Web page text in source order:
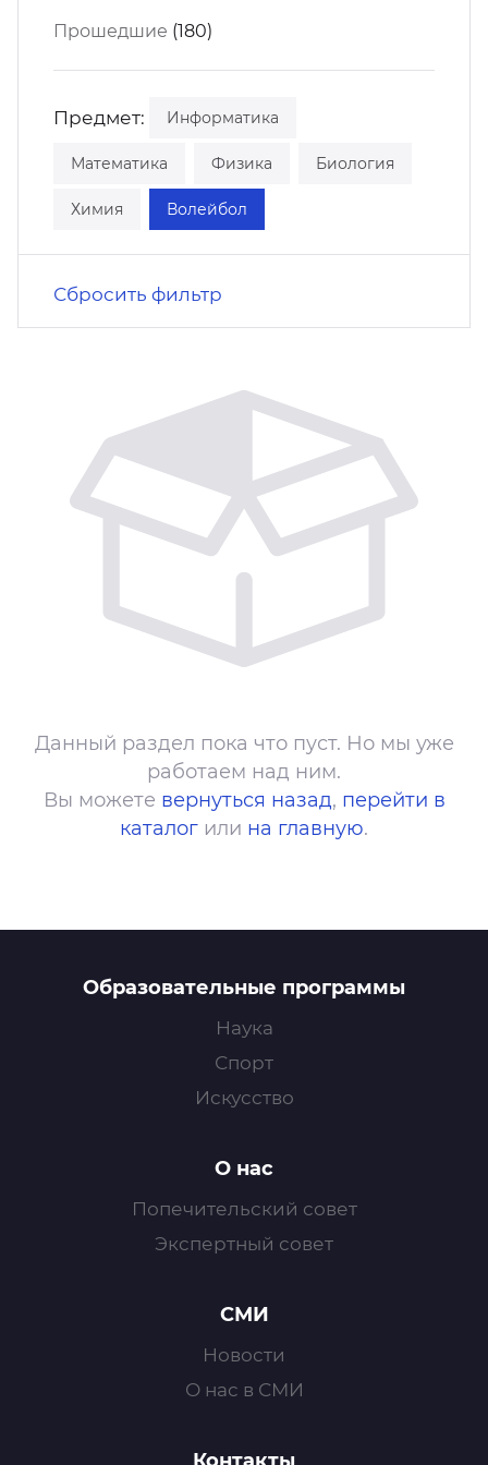
Прошедшие (180)
Предмет: Информатика
Математика Физика Биология
Химия Волейбол
Сбросить фильтр
Данный раздел пока что пуст. Но мы уже
работаем над ним.
Вы можете вернуться назад, перейти в
каталог или на главную.
Образовательные программы
Наука
Спорт
Искусство
О нас
Попечительский совет
Экспертный совет
СМИ
Новости
О нас в СМИ